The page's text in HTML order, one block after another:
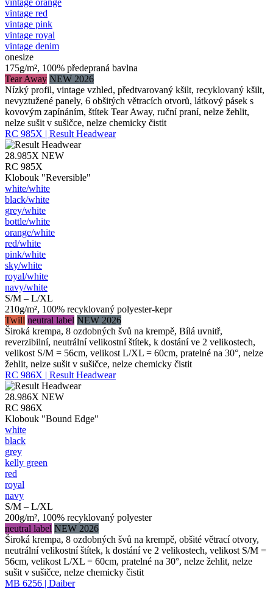
vintage orange
vintage red
vintage pink
vintage royal
vintage denim
onesize
175g/m², 100% předepraná bavlna
Tear Away NEW 2026
Nízký profil, vintage vzhled, předtvarovaný kšilt, recyklovaný kšilt,
nevyztužené panely, 6 obšitých větracích otvorů, látkový pásek s
kovovým zapínáním, štítek Tear Away, ruční praní, nelze žehlit,
nelze sušit v sušičce, nelze chemicky čistit
RC 985X | Result Headwear
28.985X NEW
RC 985X
Klobouk "Reversible"
white/​white
black/​white
grey/​white
bottle/​white
orange/​white
red/​white
pink/​white
sky/​white
royal/​white
navy/​white
S/M – L/XL
210g/m², 100% recyklovaný polyester-kepr
Twill neutral label NEW 2026
Široká krempa, 8 ozdobných švů na krempě, Bílá uvnitř,
reverzibilní, neutrální velikostní štítek, k dostání ve 2 velikostech,
velikost S/M = 56cm, velikost L/XL = 60cm, pratelné na 30°, nelze
žehlit, nelze sušit v sušičce, nelze chemicky čistit
RC 986X | Result Headwear
28.986X NEW
RC 986X
Klobouk "Bound Edge"
white
black
grey
kelly green
red
royal
navy
S/M – L/XL
200g/m², 100% recyklovaný polyester
neutral label NEW 2026
Široká krempa, 8 ozdobných švů na krempě, obšité větrací otvory,
neutrální velikostní štítek, k dostání ve 2 velikostech, velikost S/M =
56cm, velikost L/XL = 60cm, pratelné na 30°, nelze žehlit, nelze
sušit v sušičce, nelze chemicky čistit
MB 6256 | Daiber